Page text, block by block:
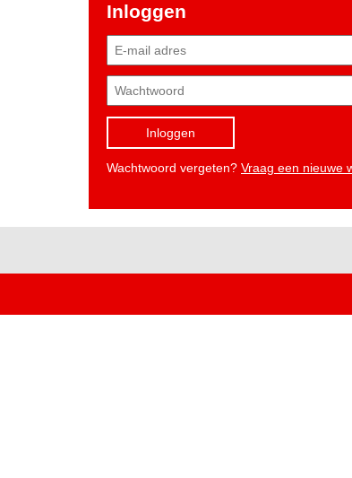
Inloggen
Inloggen
Wachtwoord vergeten? Vraag een nieuwe